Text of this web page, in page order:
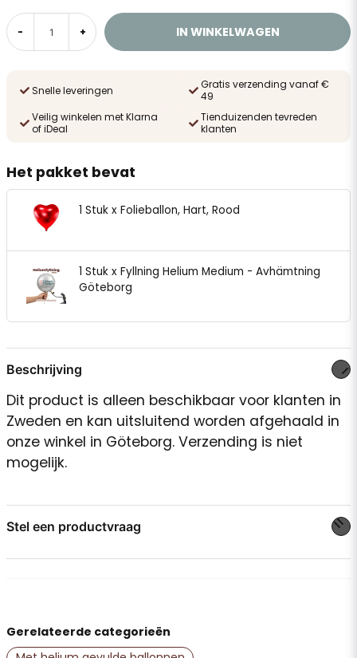
- + IN WINKELWAGEN
Snelle leveringen
Gratis verzending vanaf €
49
Veilig winkelen met Klarna
of iDeal
Tienduizenden tevreden
klanten
Het pakket bevat
1 Stuk x Folieballon, Hart, Rood
1 Stuk x Fyllning Helium Medium - Avhämtning
Göteborg
Beschrijving
Dit product is alleen beschikbaar voor klanten in
Zweden en kan uitsluitend worden afgehaald in
onze winkel in Göteborg. Verzending is niet
mogelijk.
Stel een productvraag
name
Gerelateerde categorieën